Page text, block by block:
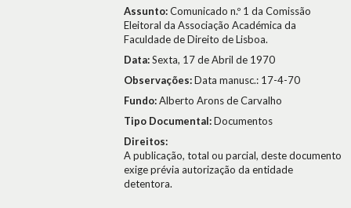
Assunto:Comunicado n.º 1 da Comissão
Eleitoral da Associação Académica da
Faculdade de Direito de Lisboa.
Data:Sexta, 17 de Abril de 1970
Observações:Data manusc.: 17-4-70
Fundo:Alberto Arons de Carvalho
Tipo Documental:Documentos
Direitos:
A publicação, total ou parcial, deste documento
exige prévia autorização da entidade
detentora.